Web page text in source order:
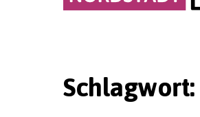
Schlagwort: